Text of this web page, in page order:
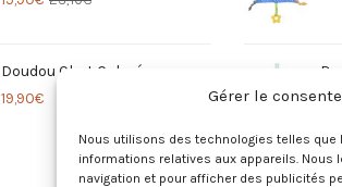
Gérer le
Nous utilisons des technologies telles
informations relatives aux appareils. Nous
navigation et pour afficher des publicités
Doudou Chat Coloré
19,90€